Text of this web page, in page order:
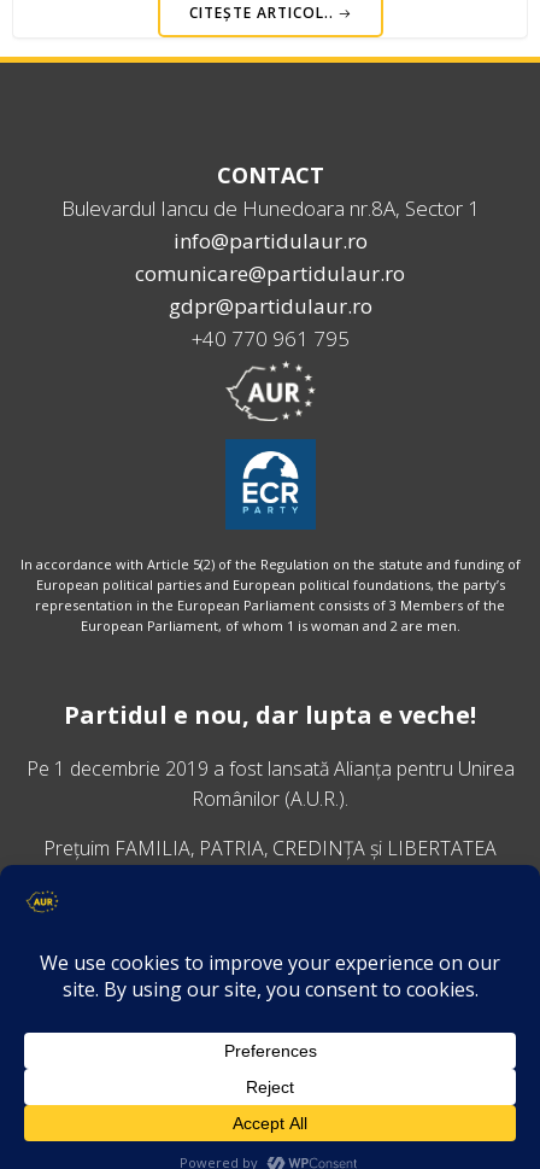
CITEȘTE ARTICOL..
CONTACT
Bulevardul Iancu de Hunedoara nr.8A, Sector 1
info@partidulaur.ro
comunicare@partidulaur.ro
gdpr@partidulaur.ro
+40 770 961 795
In accordance with Article 5(2) of the Regulation on the statute and funding of
European political parties and European political foundations, the party’s
representation in the European Parliament consists of 3 Members of the
European Parliament, of whom 1 is woman and 2 are men.
Partidul e nou, dar lupta e veche!
Pe 1 decembrie 2019 a fost lansatăAlianța pentru Unirea
Românilor (A.U.R.).
Prețuim FAMILIA, PATRIA, CREDINȚA și LIBERTATEA
VINO ALĂTURI DE NOI
Descarcă aplicația Platforma AUR
Termeni și condiții de confidențialitate
GDPR